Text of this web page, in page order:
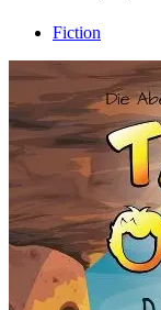
Fiction